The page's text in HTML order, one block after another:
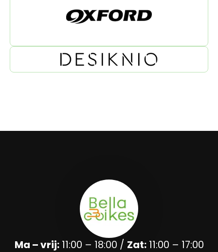
Ma – vrij:11:00 – 18:00 / Zat:11:00 – 17:00